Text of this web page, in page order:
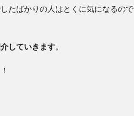
たばかりの人はとくに気になるので
していきます。